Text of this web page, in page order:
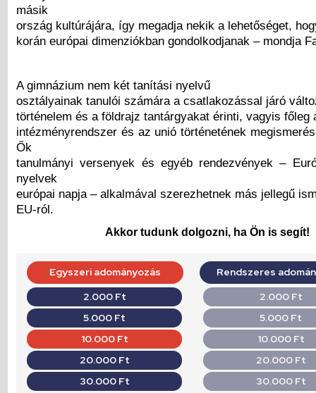
másik
ország kultúrájára, így megadja nekik a lehetőséget,
korán európai dimenziókban gondolkodjanak – mondja
A gimnázium nem két tanítási nyelvű
osztályainak tanulói számára a csatlakozással járó
történelem és a földrajz tantárgyakat érinti, vagyis főleg
intézményrendszer és az unió történetének
Ők
tanulmányi versenyek és egyéb rendezvények –
nyelvek
európai napja – alkalmával szerezhetnek más jellegű
EU-ról.
Akkor tudunk dolgozni, ha Ön is segít!